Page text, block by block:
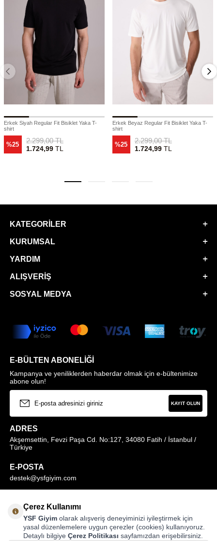
Erkek Siyah Regular Fit Bisiklet Yaka T-
shirt
%25 2.299,00TL
1.724,99TL
Erkek Beyaz Regular Fit Bisiklet Yaka T-
shirt
%25 2.299,00TL
1.724,99TL
KATEGORILER
KURUMSAL
YARDIM
ALIŞVERIŞ
SOSYAL MEDYA
E-BÜLTEN ABONELIĞI
Kampanya ve yeniliklerden haberdar olmak için e-bültenimize
abone olun!
KAYIT OLUN
ADRES
Akşemsettin, Fevzi Paşa Cd. No:127, 34080 Fatih / İstanbul /
Türkiye
E-POSTA
destek@ysfgiyim.com
0850 259 1373
MAĞAZALARIMIZ
Çerez Kullanımı
YSF Giyim olarak alışveriş deneyiminizi iyileştirmek için
yasal düzenlemelere uygun çerezler (cookies) kullanıyoruz.
Detaylı bilgiye Çerez Politikası sayfamızdan erişebilirsiniz.